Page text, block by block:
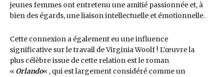
jeunes femmes ont entretenu une amitié passionnée et, à
bien des égards, une liaison intellectuelle et émotionnelle.
Cette connexion a également eu une influence
significative sur le travail de Virginia Woolf ! L’œuvre la
plus célèbre issue de cette relation est le roman
« Orlando« , qui est largement considéré comme un